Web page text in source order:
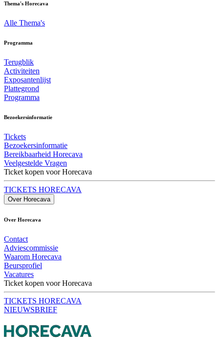
Thema's Horecava
Alle Thema's
Programma
Terugblik
Activiteiten
Exposantenlijst
Plattegrond
Programma
Bezoekersinformatie
Tickets
Bezoekersinformatie
Bereikbaarheid Horecava
Veelgestelde Vragen
Ticket kopen voor Horecava
TICKETS HORECAVA
Over Horecava
Over Horecava
Contact
Adviescommissie
Waarom Horecava
Beursprofiel
Vacatures
Ticket kopen voor Horecava
TICKETS HORECAVA
NIEUWSBRIEF